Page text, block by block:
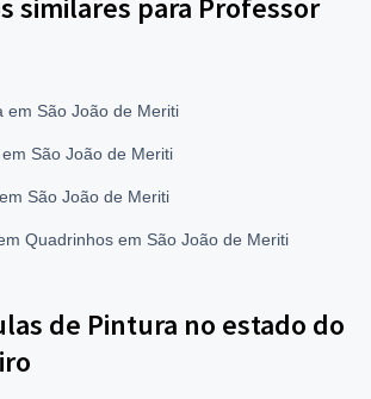
similares para Professor
em São João de Meriti
São João de Meriti
São João de Meriti
Quadrinhos em São João de Meriti
de Pintura no estado do